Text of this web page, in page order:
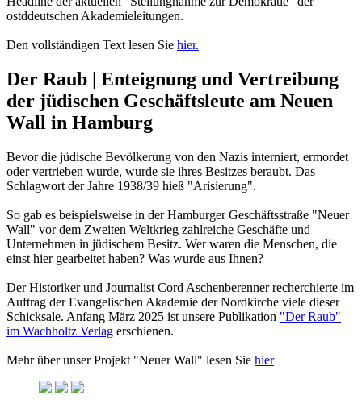
ostddeutschen Akademieleitungen.
Den vollständigen Text lesen Sie hier.
Der Raub | Enteignung und Vertreibung
der jüdischen Geschäftsleute am Neuen
Wall in Hamburg
Bevor die jüdische Bevölkerung von den Nazis interniert, ermordet
oder vertrieben wurde, wurde sie ihres Besitzes beraubt. Das
Schlagwort der Jahre 1938/39 hieß "Arisierung".
So gab es beispielsweise in der Hamburger Geschäftsstraße "Neuer
Wall" vor dem Zweiten Weltkrieg zahlreiche Geschäfte und
Unternehmen in jüdischem Besitz. Wer waren die Menschen, die
einst hier gearbeitet haben? Was wurde aus Ihnen?
Der Historiker und Journalist Cord Aschenberenner recherchierte im
Auftrag der Evangelischen Akademie der Nordkirche viele dieser
Schicksale. Anfang März 2025 ist unsere Publikation "Der Raub"
im Wachholtz Verlag erschienen.
Mehr über unser Projekt "Neuer Wall" lesen Sie hier